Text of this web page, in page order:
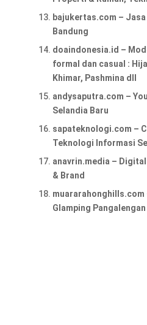
bajukertas.com –
Bandung
doaindonesia.id –
formal dan casual :
Khimar, Pashmina dll
andysaputra.com –
Selandia Baru
sapateknologi.com –
Teknologi Informasi
anavrin.media –
& Brand
muararahonghills.com
Glamping